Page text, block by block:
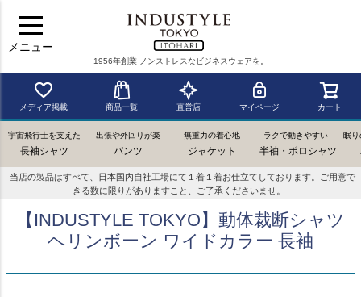
メニュー
1956年創業 ノンストレスなビジネスウェアを。
メディア掲載 商品一覧 直営店 マイページ カート
宇宙飛行士を支えた
長袖シャツ
出張や外回りが楽
パンツ
無重力の着心地
ジャケット
ラクで動きやすい
半袖・ポロシャツ
眠り
当店の製品はすべて、日本国内自社工場にて１着１着お仕立てしております。ご用意で
きる数に限りがありますこと、ご了承くださいませ。
【INDUSTYLE TOKYO】動体裁断シャツ
ヘリンボーン ワイドカラー 長袖